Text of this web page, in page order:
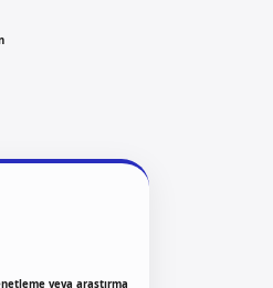
veya araştırma